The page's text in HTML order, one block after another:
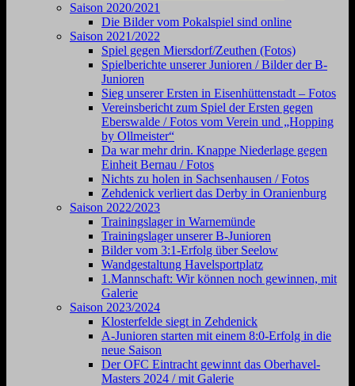
Saison 2020/2021
Die Bilder vom Pokalspiel sind online
Saison 2021/2022
Spiel gegen Miersdorf/Zeuthen (Fotos)
Spielberichte unserer Junioren / Bilder der B-
Junioren
Sieg unserer Ersten in Eisenhüttenstadt – Fotos
Vereinsbericht zum Spiel der Ersten gegen
Eberswalde / Fotos vom Verein und „Hopping
by Ollmeister“
Da war mehr drin. Knappe Niederlage gegen
Einheit Bernau / Fotos
Nichts zu holen in Sachsenhausen / Fotos
Zehdenick verliert das Derby in Oranienburg
Saison 2022/2023
Trainingslager in Warnemünde
Trainingslager unserer B-Junioren
Bilder vom 3:1-Erfolg über Seelow
Wandgestaltung Havelsportplatz
1.Mannschaft: Wir können noch gewinnen, mit
Galerie
Saison 2023/2024
Klosterfelde siegt in Zehdenick
A-Junioren starten mit einem 8:0-Erfolg in die
neue Saison
Der OFC Eintracht gewinnt das Oberhavel-
Masters 2024 / mit Galerie